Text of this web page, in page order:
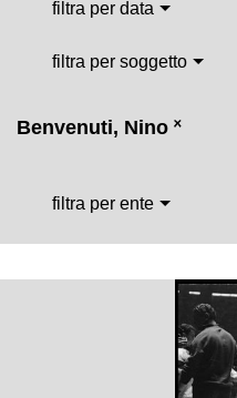
filtra per data
filtra per soggetto
Benvenuti, Nino ˟
filtra per ente